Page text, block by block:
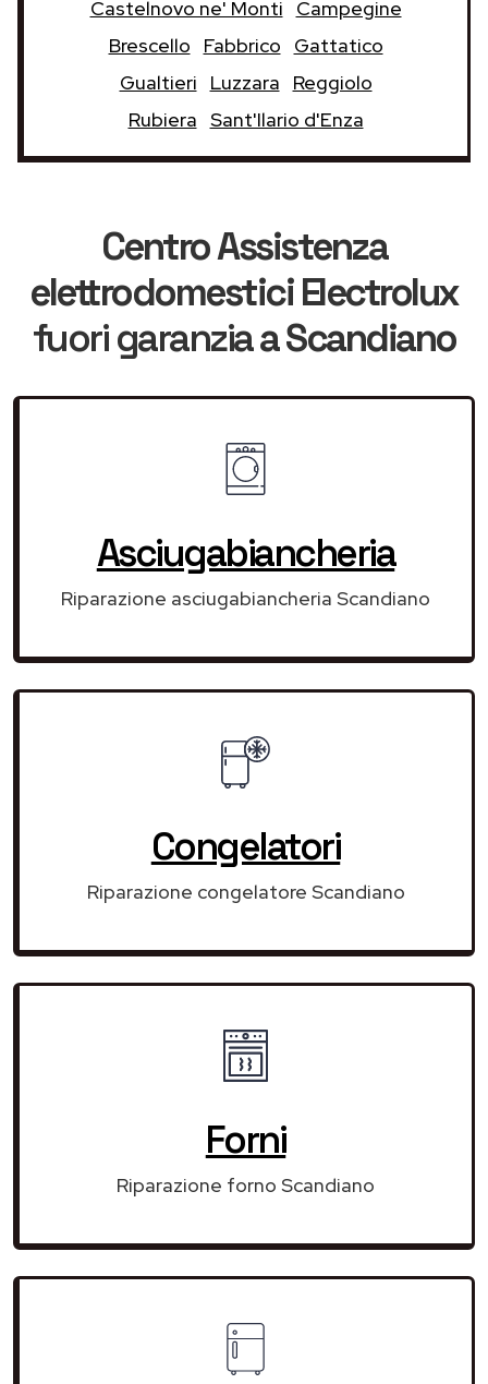
Castelnovo ne' Monti
Campegine
Brescello
Fabbrico
Gattatico
Gualtieri
Luzzara
Reggiolo
Rubiera Sant'Ilario d'Enza
Centro Assistenza
elettrodomestici Electrolux
fuori garanziaa Scandiano
Asciugabiancheria
Riparazione asciugabiancheria Scandiano
Congelatori
Riparazione congelatore Scandiano
Forni
Riparazione forno Scandiano